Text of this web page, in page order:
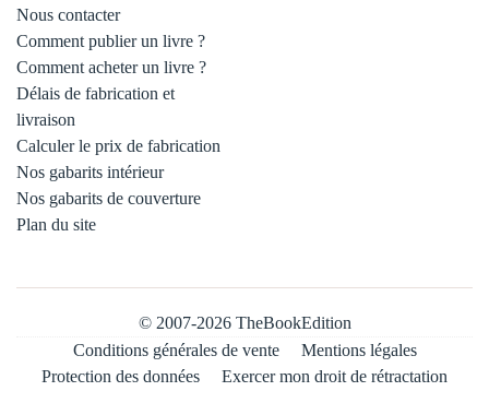
Nous contacter
Comment publier un livre ?
Comment acheter un livre ?
Délais de fabrication et
livraison
Calculer le prix de fabrication
Nos gabarits intérieur
Nos gabarits de couverture
Plan du site
© 2007-2026 TheBookEdition
Conditions générales de vente
Mentions légales
Protection des données
Exercer mon droit de rétractation